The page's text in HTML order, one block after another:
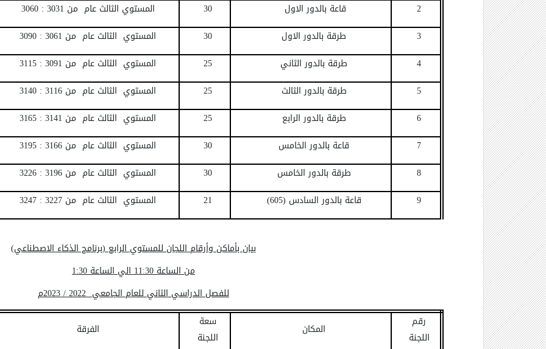
2
قاعة بالدور الاول 30
المستوي الثالث عام من 3031 : 3060
3
طرقة بالدور الاول 30
المستوي الثالث عام من 3061 : 3090
4
طرقة بالدور الثاني 25
المستوي الثالث عام من 3091 : 3115
5
طرقة بالدور الثالث 25
المستوي الثالث عام من 3116 : 3140
6
طرقة بالدور الرابع 25
المستوي الثالث عام من 3141 : 3165
7
قاعة بالدور الخامس 30
المستوي الثالث عام من 3166 : 3195
8
طرقة بالدور الخامس 30
المستوي الثالث عام من 3196 : 3226
9
قاعة بالدور السادس (605) 21 المستوي الثالث عام من 3227 : 3247
بيان بأماكن وأرقام اللجان للمستوي الرابع (برنامج الذكاء الاصطناعي)
من الساعة 11:30 الي الساعة 1:30
للفصل الدراسي الثاني للعام الجامعي 2022 / 2023م
رقم
اللجنة
المكان
سعة
اللجنة
الفرقة